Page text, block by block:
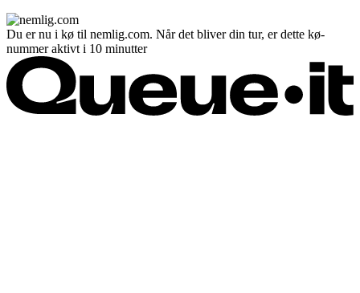
Du er nu i kø til nemlig.com. Når det bliver din tur, er dette kø-
nummer aktivt i 10 minutter